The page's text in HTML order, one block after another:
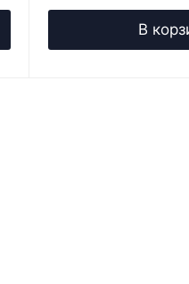
В